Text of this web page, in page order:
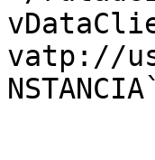
vatp://